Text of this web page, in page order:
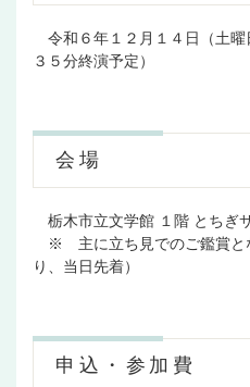
令和６年１２月１４日（土曜
３５分終演予定）
会場
栃木市立文学館 １階 とちぎ
※ 主に立ち見でのご鑑賞と
り、当日先着）
申込・参加費